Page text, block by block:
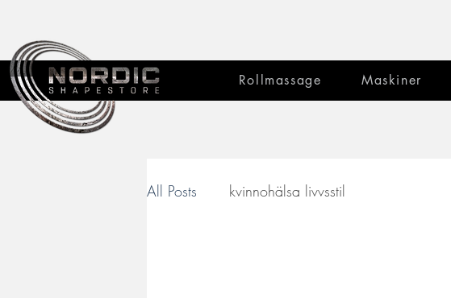
Rollmassage Maskiner
All Posts kvinnohälsa livvsstil